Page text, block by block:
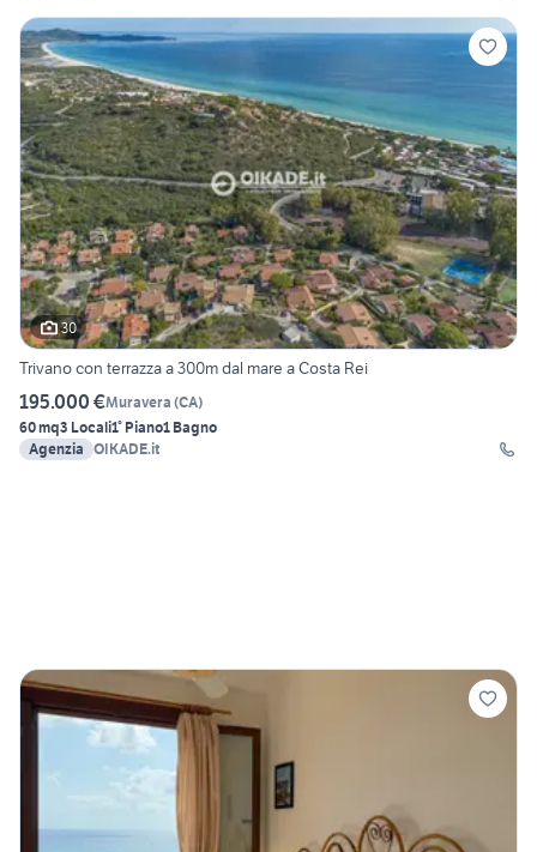
30
Trivano con terrazza a 300m dal mare a Costa Rei
195.000 €Muravera (CA)
60 mq3 Locali1° Piano1 Bagno
Agenzia OIKADE.it